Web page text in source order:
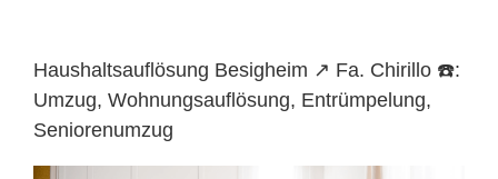
Haushaltsauflösung Besigheim ↗️ Fa. Chirillo ☎️:
Umzug, Wohnungsauflösung, Entrümpelung,
Seniorenumzug